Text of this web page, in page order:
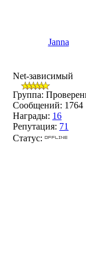
Janna
Net-зависимый
Группа:
Сообщений: 1764
Награды: 16
Репутация: 71
Статус: